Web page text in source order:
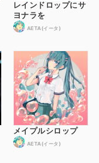
レインドロップにサ
ヨナラを
AETA(イータ)
メイプルシロップ
AETA(イータ)